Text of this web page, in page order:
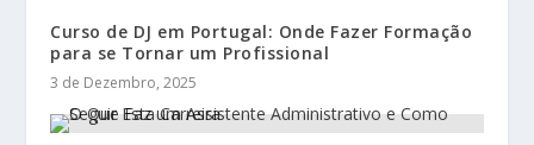
Curso de DJ em Portugal: Onde Fazer Formação
para se Tornar um Profissional
3 de Dezembro, 2025